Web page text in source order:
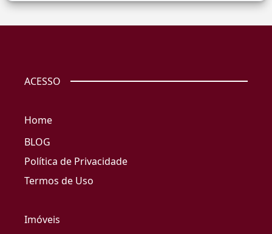
ACESSO
Home
BLOG
Política de Privacidade
Termos de Uso
Imóveis